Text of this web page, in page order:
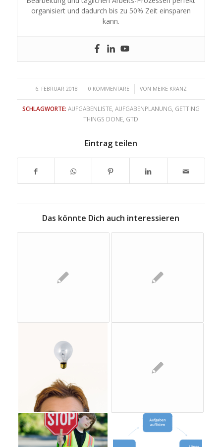
organisiert und dadurch bis zu 50% Zeit einsparen
kann.
6. FEBRUAR 2018
/ 0 KOMMENTARE
/ VON MEIKE KRANZ
SCHLAGWORTE: AUFGABENLISTE, AUFGABENPLANUNG GETTING
THINGS DONE GTD
Eintrag teilen
Das könnte Dich auch interessieren